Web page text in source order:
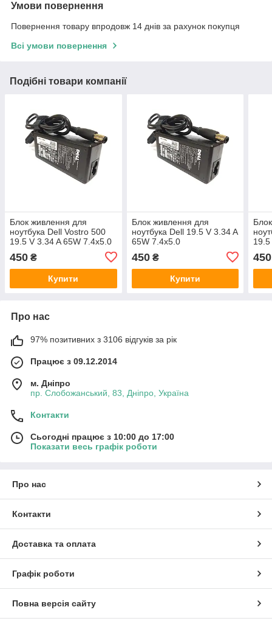
Умови повернення
Повернення товару впродовж 14 днів за рахунок покупця
Всі умови повернення
Подібні товари компанії
Блок живлення для
ноутбука Dell Vostro 500
19.5 V 3.34 A 65W 7.4x5.0
450 ₴
Купити
Блок живлення для
ноутбука Dell 19.5 V 3.34 A
65W 7.4x5.0
450₴
Купити
450
Про нас
97% позитивних з 3106 відгуків за рік
Працює з 09.12.2014
м. Дніпро
пр. Слобожанський, 83, Дніпро, Україна
Контакти
Сьогодні працює з 10:00 до 17:00
Показати весь графік роботи
Про нас
Контакти
Доставка та оплата
Графік роботи
Повна версія сайту